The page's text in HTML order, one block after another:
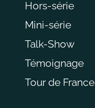
Hors-série
Mini-série
Talk-Show
Témoignage
Tour de France